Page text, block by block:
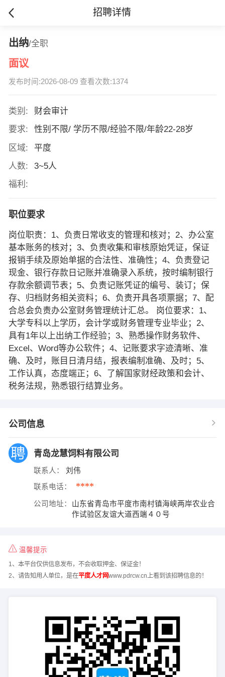
招聘详情
出纳/全职
面议
发布时间:2026-08-09 查看次数:1374
类别:
财会审计
要求:
性别不限/ 学历不限/经验不限/年龄22-28岁
区域:
平度
人数:
3~5人
福利:
职位要求
岗位职责：1、负责日常收支的管理和核对；2、办公室
基本账务的核对；3、负责收集和审核原始凭证，保证
报销手续及原始单据的合法性、准确性；4、负责登记
现金、银行存款日记账并准确录入系统，按时编制银行
存款余额调节表；5、负责记账凭证的编号、装订；保
存、归档财务相关资料；6、负责开具各项票据；7、配
合总会负责办公室财务管理统计汇总。 岗位要求：1、
大学专科以上学历，会计学或财务管理专业毕业；2、
具有1年以上出纳工作经验；3、熟悉操作财务软件、
Excel、Word等办公软件；4、记账要求字迹清晰、准
确、及时，账目日清月结，报表编制准确、及时；5、
工作认真，态度端正；6、了解国家财经政策和会计、
税务法规，熟悉银行结算业务。
公司信息
青岛龙慧饲料有限公司
联系人： 刘伟
联系电话： ****
公司地址：
山东省青岛市平度市南村镇海峡两岸农业合
作试验区友谊大道西端４０号
温馨提示
1、本平台仅供信息发布，不会收取押金、保证金！
2、请告知用人单位，是在平度人才网www.pdrcw.cn上看到该招聘信息的！